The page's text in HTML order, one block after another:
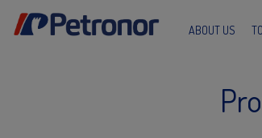
ABOUT US